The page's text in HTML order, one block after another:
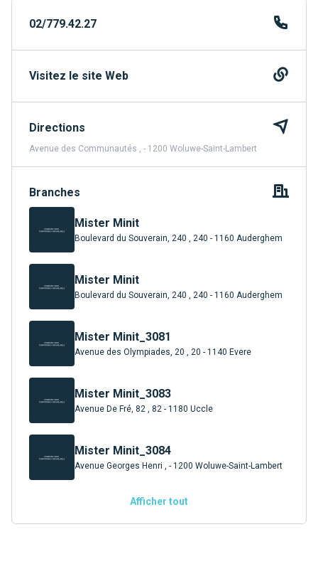
02/779.42.27
Visitez le site Web
Directions
Avenue des Communautés , - 1200 Woluwe-Saint-Lambert
Branches
Mister Minit
Boulevard du Souverain, 240 , 240 - 1160 Auderghem
Mister Minit
Boulevard du Souverain, 240 , 240 - 1160 Auderghem
Mister Minit_3081
Avenue des Olympiades, 20 , 20 - 1140 Evere
Mister Minit_3083
Avenue De Fré, 82 , 82 - 1180 Uccle
Mister Minit_3084
Avenue Georges Henri , - 1200 Woluwe-Saint-Lambert
Afficher tout